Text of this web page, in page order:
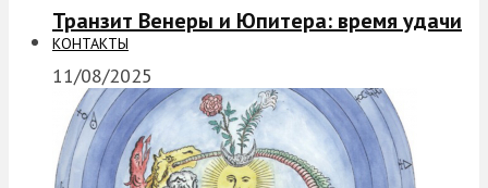
КОНТАКТЫ
Транзит Венеры и Юпитера: время удачи
11/08/2025